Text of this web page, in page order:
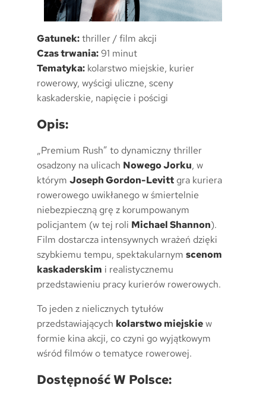
Gatunek:thriller / film akcji
Czas trwania:91 minut
Tematyka: kolarstwo miejskie, kurier
rowerowy, wyścigi uliczne, sceny
kaskaderskie, napięcie i pościgi
Opis:
„Premium Rush” to dynamiczny thriller
osadzony na ulicach Nowego Jorku, w
którym Joseph Gordon-Levitt gra kuriera
rowerowego uwikłanego w śmiertelnie
niebezpieczną grę z korumpowanym
policjantem (w tej roli Michael Shannon).
Film dostarcza intensywnych wrażeń dzięki
szybkiemu tempu, spektakularnym scenom
kaskaderskim i realistycznemu
przedstawieniu pracy kurierów rowerowych.
To jeden z nielicznych tytułów
przedstawiających kolarstwo miejskiew
formie kina akcji, co czyni go wyjątkowym
wśród filmów o tematyce rowerowej.
Dostępność W Polsce: